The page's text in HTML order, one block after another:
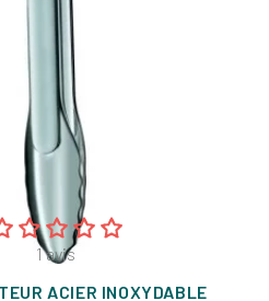
1avis
ACIER INOXYDABLE